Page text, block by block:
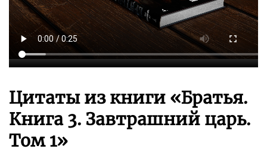
Цитаты из книги «Братья.
Книга 3. Завтрашний царь.
Том 1»